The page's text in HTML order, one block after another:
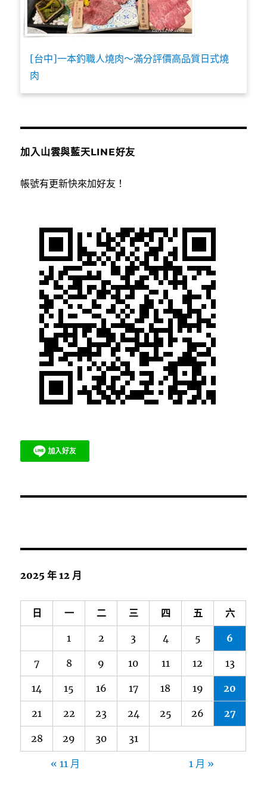
[台中]一本釣職人燒肉～滿分評價高品質日式燒
肉
加入山雲與藍天LINE好友
帳號有更新快來加好友！
2025 年 12 月
日 一 二 三 四 五 六
1 2 3 4 5 6
7 8 9 10 11 12 13
14 15 16 17 18 19 20
21 22 23 24 25 26 27
28 29 30 31
« 11 月 1 月 »